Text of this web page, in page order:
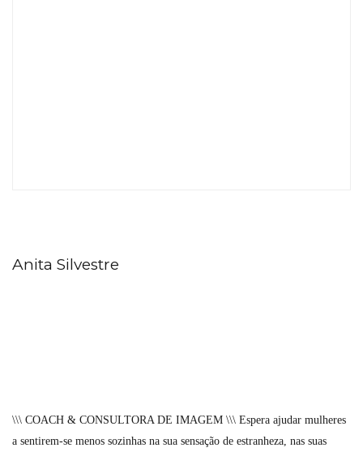
Anita Silvestre
\\\ COACH & CONSULTORA DE IMAGEM \\\ Espera ajudar mulheres
a sentirem-se menos sozinhas na sua sensação de estranheza, nas suas